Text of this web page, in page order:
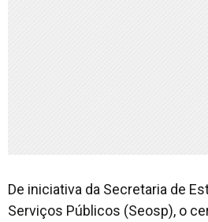
De iniciativa da Secretaria de
Serviços Públicos (Seosp), o